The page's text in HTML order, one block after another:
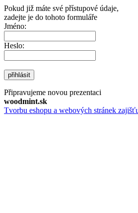
Pokud již máte své přístupové údaje,
zadejte je do tohoto formuláře
Jméno:
Heslo:
přihlásit
Připravujeme novou prezentaci
woodmint.sk
Tvorbu eshopu a webových stránek